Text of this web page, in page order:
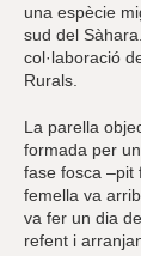
una espècie
sud del
col·laboració
Rurals.
La parella
formada per
fase fosca –pit
femella va
va fer un dia
refent i